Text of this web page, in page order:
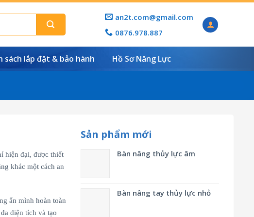
an2t.com@gmail.com
0876.978.887
sách lắp đặt & bảo hành Hồ Sơ Năng Lực
Sản phẩm mới
Bàn nâng thủy lực âm
Bàn nâng tay thủy lực nhỏ
hiện đại, được thiết
khác một cách an
ẩn mình hoàn toàn
diện tích và tạo